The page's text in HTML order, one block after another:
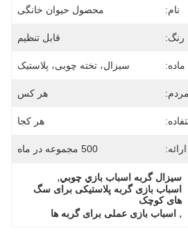
نام: محصول حیوان خانگی
رنگ: قابل تنظیم
ماده: سیزال، تخته چوبی، پلاستیک
مردم: هر کس
هر کجا
500 مجموعه در ماه
سيزال گربه اسباب بازي چوبي,
های کوچک
, اسباب بازی عملی برای گربه ها